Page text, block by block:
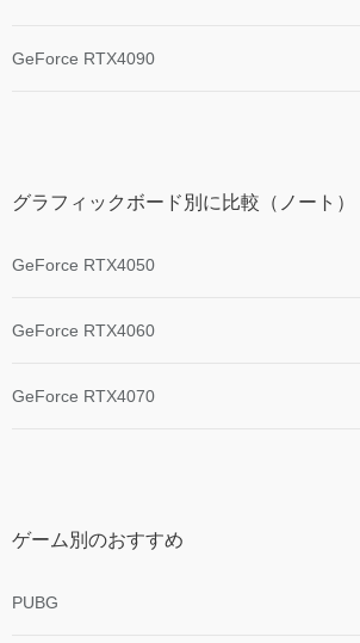
GeForce RTX4090
グラフィックボード別に比較（ノート）
GeForce RTX4050
GeForce RTX4060
GeForce RTX4070
ゲーム別のおすすめ
PUBG